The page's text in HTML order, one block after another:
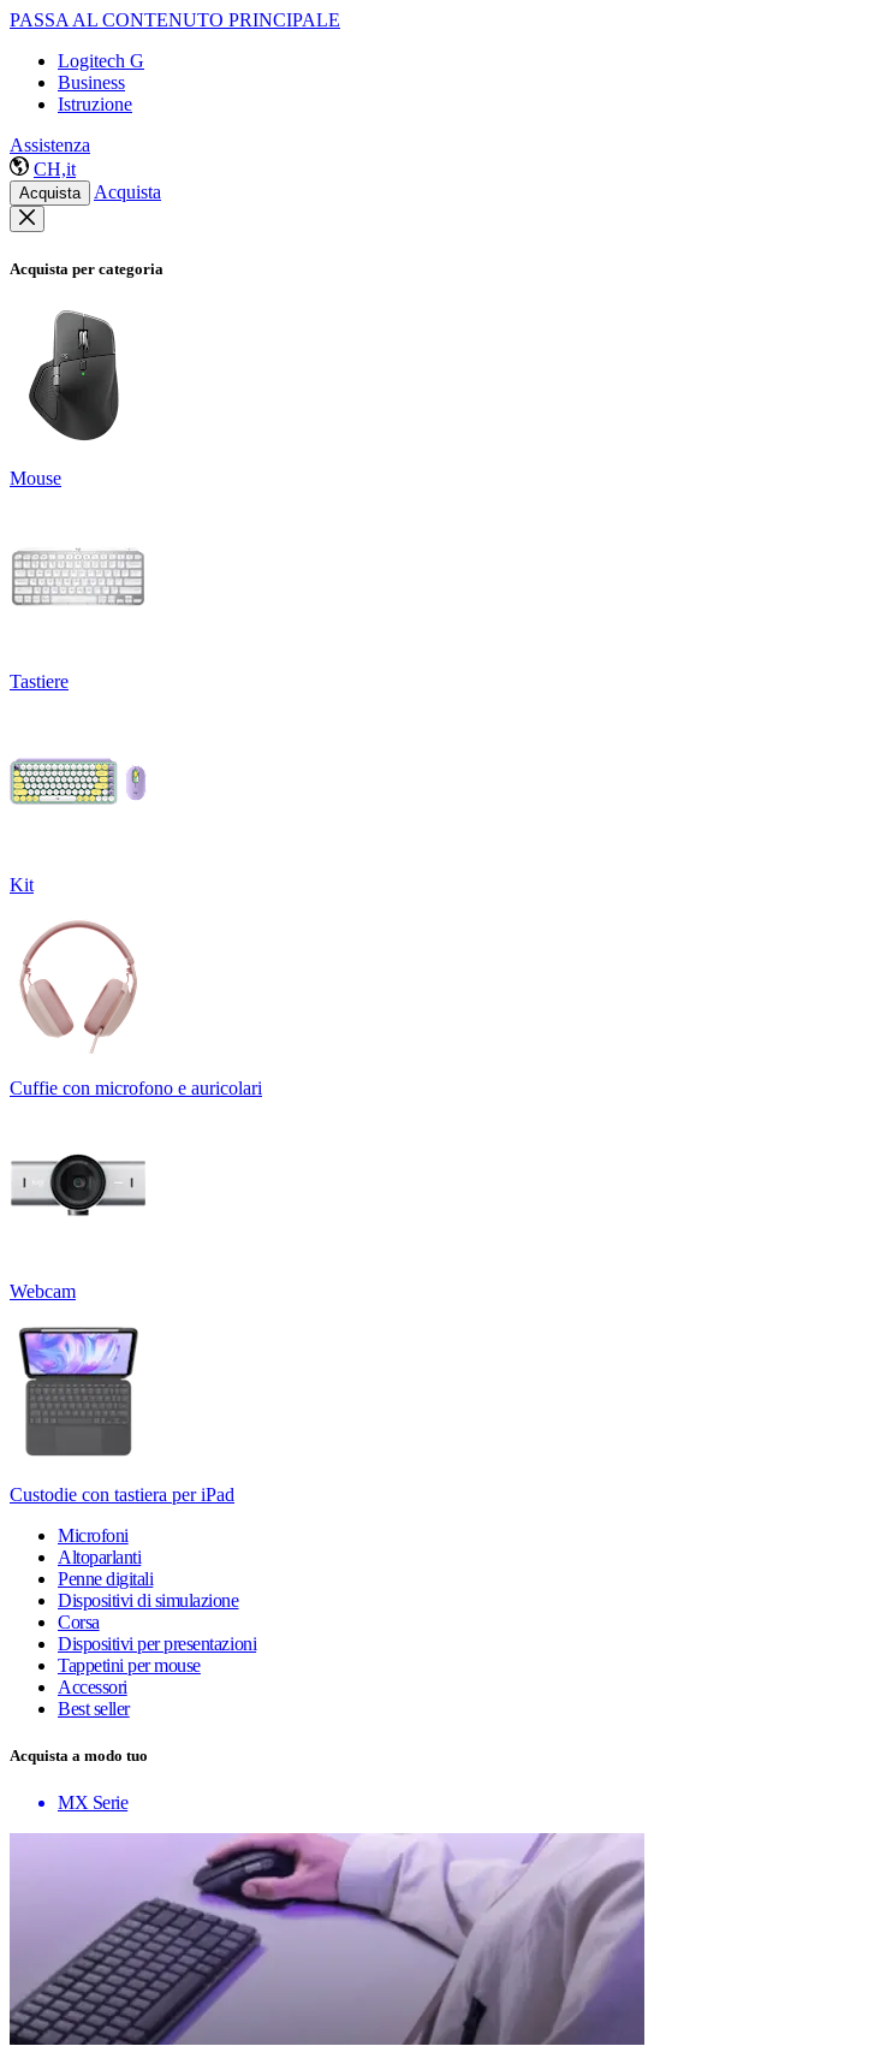
PASSA AL CONTENUTO PRINCIPALE
Logitech G
Business
Istruzione
Assistenza
CH,it
Acquista Acquista
Acquista per categoria
Mouse
Tastiere
Kit
Cuffie con microfono e auricolari
Webcam
Custodie con tastiera per iPad
Microfoni
Altoparlanti
Penne digitali
Dispositivi di simulazione
Corsa
Dispositivi per presentazioni
Tappetini per mouse
Accessori
Best seller
Acquista a modo tuo
MX Serie